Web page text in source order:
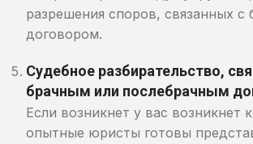
разрешения споров, связанных с
договором.
Судебное разбирательство,
брачным или послебрачным
Если возникнет у вас возникнет
опытные юристы готовы